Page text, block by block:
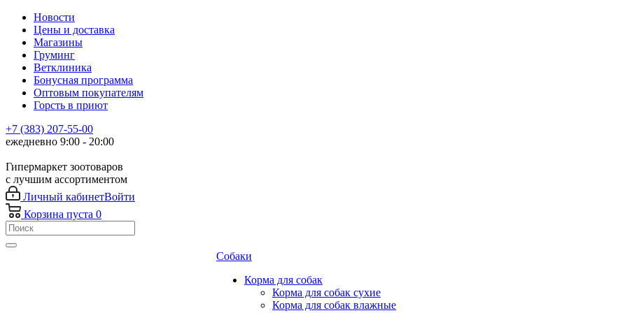
Новости
Цены и доставка
Магазины
Груминг
Ветклиника
Бонусная программа
Оптовым покупателям
Горсть в приют
+7 (383) 207-55-00
ежедневно 9:00 - 20:00
Гипермаркет зоотоваров
с лучшим ассортиментом
Личный кабинетВойти
Корзина пуста 0
Собаки
Корма для собак
Корма для собак сухие
Корма для собак влажные